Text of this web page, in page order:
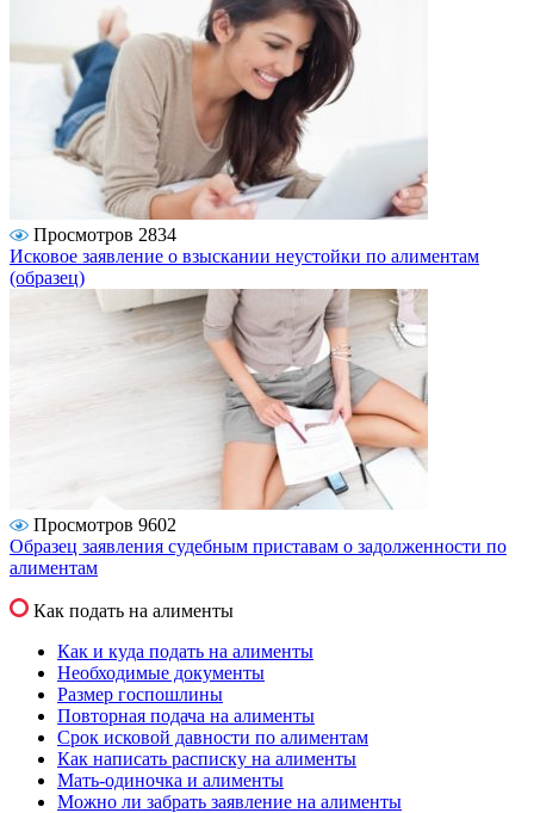
Просмотров 2834
Исковое заявление о взыскании неустойки по алиментам
(образец)
Просмотров 9602
Образец заявления судебным приставам о задолженности по
алиментам
Как подать на алименты
Как и куда подать на алименты
Необходимые документы
Размер госпошлины
Повторная подача на алименты
Срок исковой давности по алиментам
Как написать расписку на алименты
Мать-одиночка и алименты
Можно ли забрать заявление на алименты